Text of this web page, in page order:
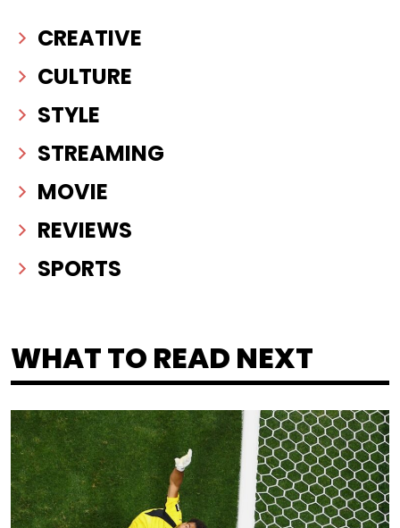
CREATIVE
CULTURE
STYLE
STREAMING
MOVIE
REVIEWS
SPORTS
WHAT TO READ NEXT